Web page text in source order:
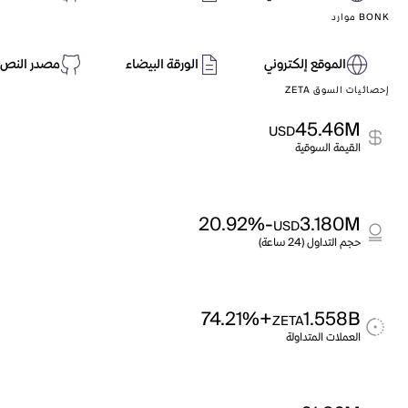
BONK موارد
الموقع إلكتروني الورقة البيضاء مصدر النص
إحصائيات السوق ZETA
45.46M
USD
القيمة السوقية
3.180M
USD
-20.92%
حجم التداول (24 ساعة)
1.558B
ZETA
+74.21%
العملات المتداولة